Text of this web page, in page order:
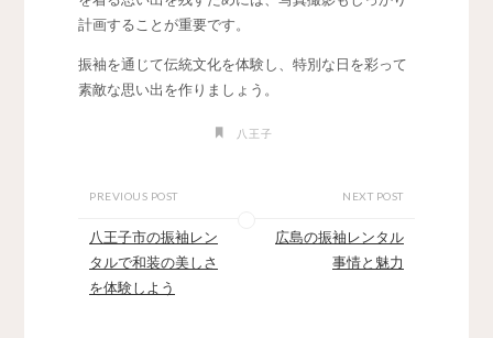
計画することが重要です。
振袖を通じて伝統文化を体験し、特別な日を彩って
素敵な思い出を作りましょう。
八王子
PREVIOUS POST
八王子市の振袖レン
タルで和装の美しさ
を体験しよう
NEXT POST
広島の振袖レンタル
事情と魅力